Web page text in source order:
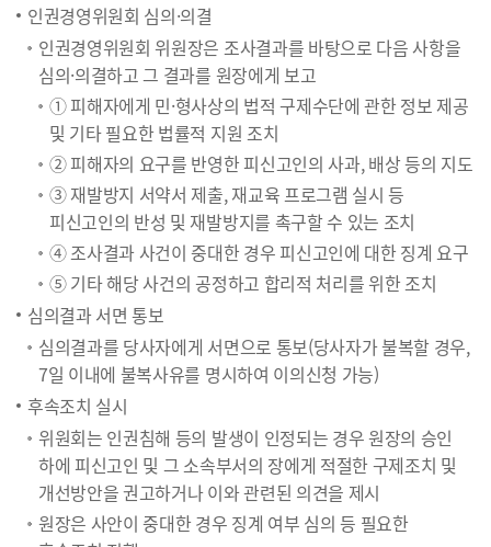
인권경영위원회 심의·의결
인권경영위원회 위원장은 조사결과를 바탕으로 다음 사항을
심의·의결하고 그 결과를 원장에게 보고
① 피해자에게 민·형사상의 법적 구제수단에 관한 정보 제공
및 기타 필요한 법률적 지원 조치
② 피해자의 요구를 반영한 피신고인의 사과, 배상 등의 지도
③ 재발방지 서약서 제출, 재교육 프로그램 실시 등
피신고인의 반성 및 재발방지를 촉구할 수 있는 조치
④ 조사결과 사건이 중대한 경우 피신고인에 대한 징계 요구
⑤ 기타 해당 사건의 공정하고 합리적 처리를 위한 조치
심의결과 서면 통보
심의결과를 당사자에게 서면으로 통보(당사자가 불복할 경우,
7일 이내에 불복사유를 명시하여 이의신청 가능)
후속조치 실시
위원회는 인권침해 등의 발생이 인정되는 경우 원장의 승인
하에 피신고인 및 그 소속부서의 장에게 적절한 구제조치 및
개선방안을 권고하거나 이와 관련된 의견을 제시
원장은 사안이 중대한 경우 징계 여부 심의 등 필요한